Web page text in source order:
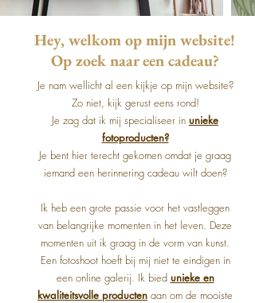
Hey, welkom op mijn website!
Op zoek naar een cadeau?
Je nam wellicht al een kijkje op mijn website?
Zo niet, kijk gerust eens rond!
Je zag dat ik mij specialiseer in unieke
fotoproducten?
Je bent hier terecht gekomen omdat je graag
iemand een herinnering cadeau wilt doen?
Ik heb een grote passie voor het vastleggen
van belangrijke momenten in het leven. Deze
momenten uit ik graag in de vorm van kunst.
Een fotoshoot hoeft bij mij niet te eindigen in
een online galerij. Ik bied unieke en
kwaliteitsvolle producten aan om de mooiste